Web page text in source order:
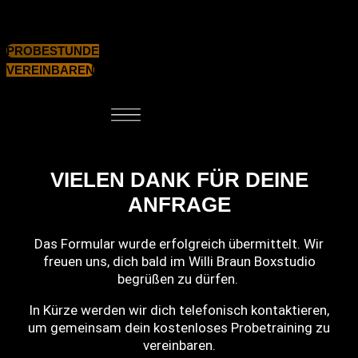
PROBESTUNDE
VEREINBAREN
VIELEN DANK FÜR DEINE
ANFRAGE
Das Formular wurde erfolgreich übermittelt. Wir
freuen uns, dich bald im Willi Braun Boxstudio
begrüßen zu dürfen.
In Kürze werden wir dich telefonisch kontaktieren,
um gemeinsam dein kostenloses Probetraining zu
vereinbaren.